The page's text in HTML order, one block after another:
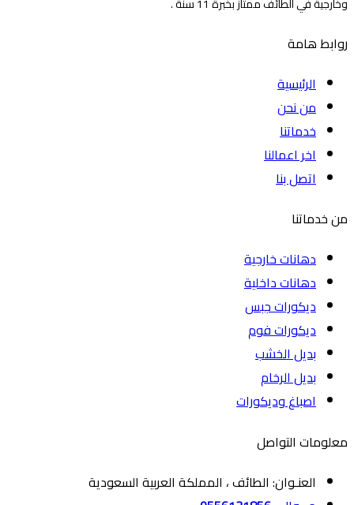
وخارجية في الطائف ممتاز بخبرة 11 سنة .
روابط هامة
الرئيسية
من نحن
خدماتنا
اخر اعمالنا
اتصل بنا
من خدماتنا
دهانات خارجية
دهانات داخلية
ديكورات جبس
ديكورات فوم
بديل الخشب
بديل الرخام
اصباغ وديكورات
معلومات التواصل
العنـوان: الطائف ، المملكة العربية السعودية